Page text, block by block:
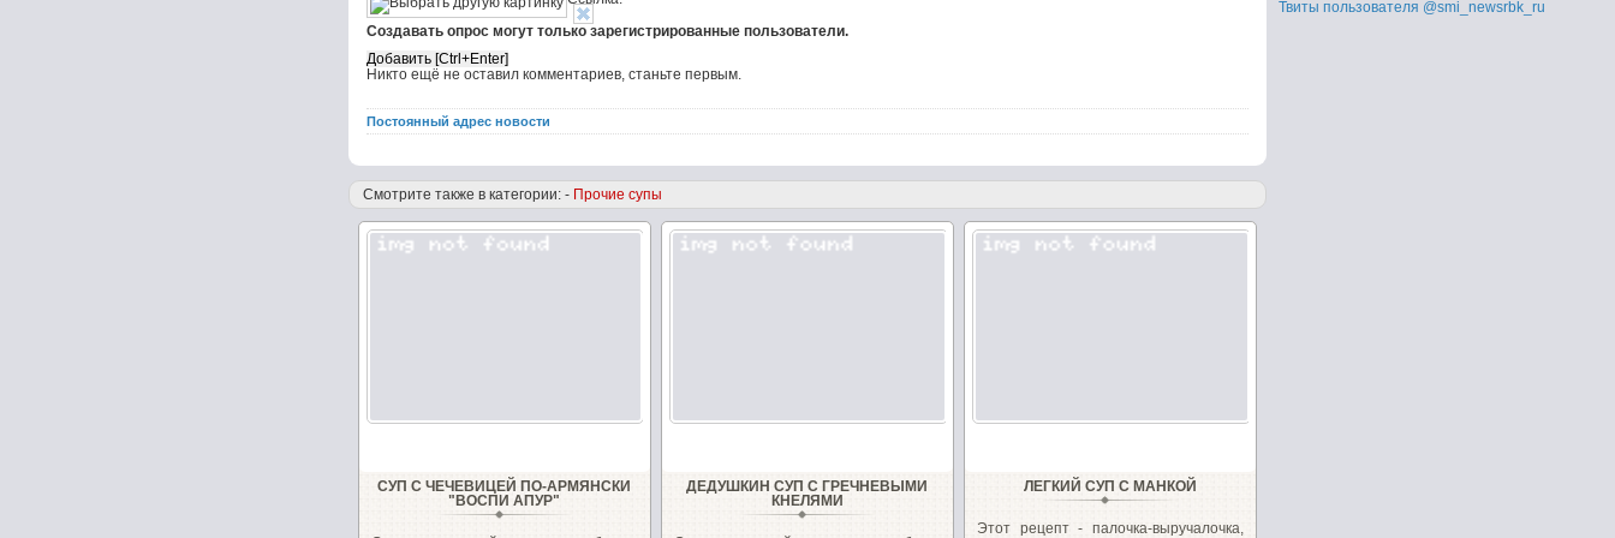
Создавать опрос могут только зарегистрированные пользователи.
Никто ещё не оставил комментариев, станьте первым.
Постоянный адрес новости
Смотрите также в категории: - Прочие супы
СУП С ЧЕЧЕВИЦЕЙ ПО-АРМЯНСКИ
"ВОСПИ АПУР"
ДЕДУШКИН СУП С ГРЕЧНЕВЫМИ
КНЕЛЯМИ
ЛЕГКИЙ СУП С МАНКОЙ
Этот рецепт - палочка-выручалочка,
Твиты пользователя @smi_newsrbk_ru